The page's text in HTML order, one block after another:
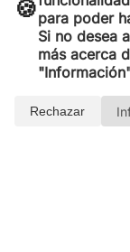
🍪para poder
Si no desea
más acerca
Rechazar